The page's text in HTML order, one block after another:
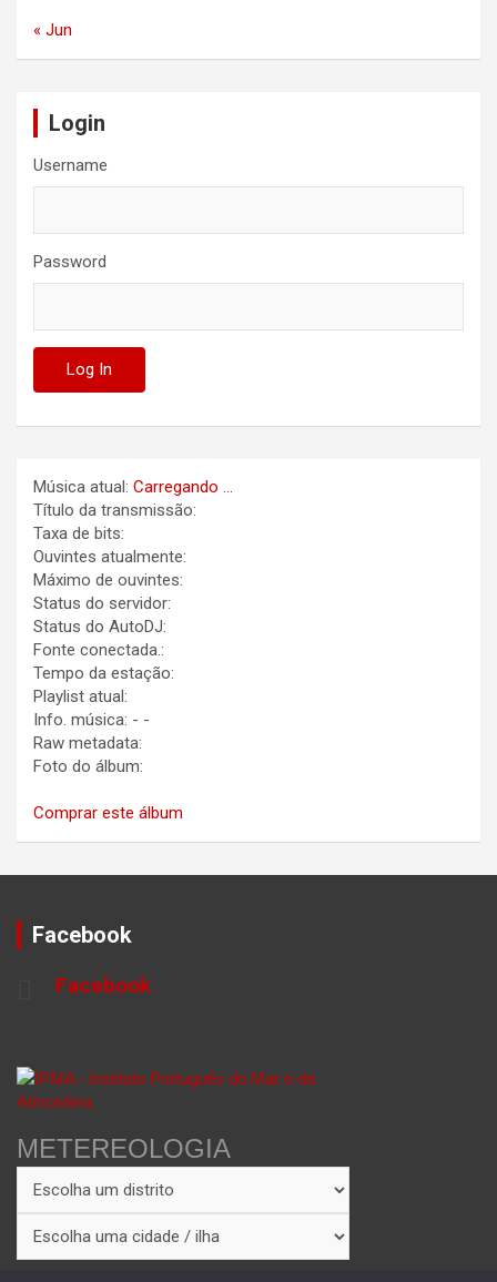
« Jun
Login
Username
Password
Música atual: Carregando ...
Título da transmissão:
Taxa de bits:
Ouvintes atualmente:
Máximo de ouvintes:
Status do servidor:
Status do AutoDJ:
Fonte conectada.:
Tempo da estação:
Playlist atual:
Info. música: - -
Raw metadata:
Foto do álbum:
Comprar este álbum
Facebook
Facebook
METEREOLOGIA